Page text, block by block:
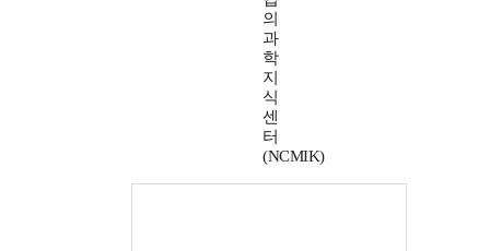
의
과
학
지
식
센
터
(NCMIK)